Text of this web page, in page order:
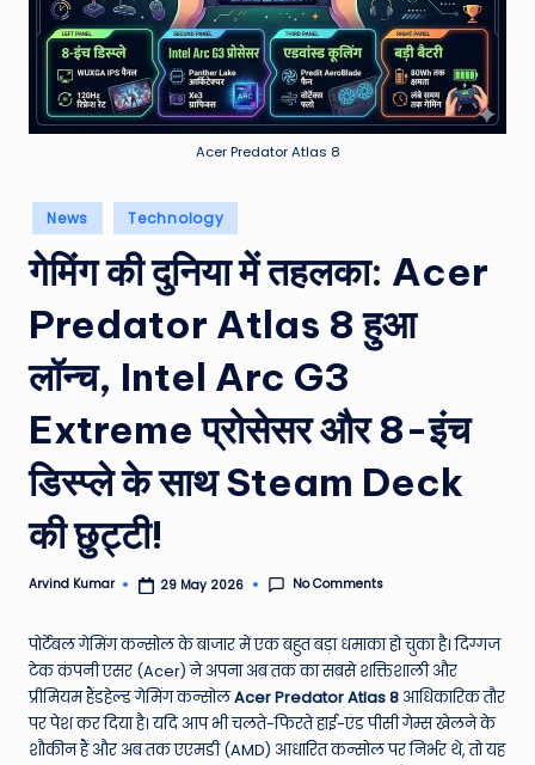
t
er
T
e
c
h
&
M
o
vi
N
e
w
s
A
ro
Acer Predator Atlas 8
Posted
in
News Technology
गेमिंग की दुनिया में तहलका: Acer
Predator Atlas 8 हुआ
लॉन्च, Intel Arc G3
Extreme प्रोसेसर और 8-इंच
डिस्प्ले के साथ Steam Deck
की छुट्टी!
Posted
Arvind Kumar 29 May 2026 No Comments
पोर्टेबल गेमिंग कन्सोल के बाजार में एक बहुत बड़ा धमाका हो चुका है। दिग्गज
टेक कंपनी एसर (Acer) ने अपना अब तक का सबसे शक्तिशाली और
प्रीमियम हैंडहेल्ड गेमिंग कन्सोलAcer Predator Atlas 8 आधिकारिक तौर
पर पेश कर दिया है। यदि आप भी चलते-फिरते हाई-एंड पीसी गेम्स खेलने के
शौकीन हैं और अब तक एएमडी (AMD) आधारित कन्सोल पर निर्भर थे, तो यह